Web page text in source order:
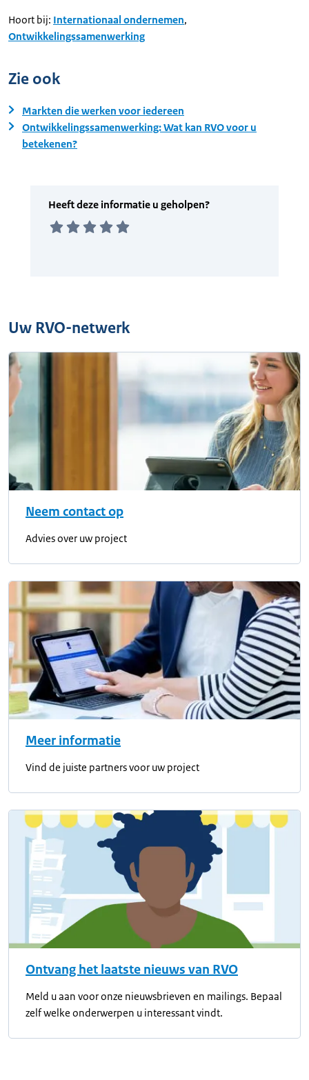
Hoort bij: Internationaal ondernemen,
Ontwikkelingssamenwerking
Zie ook
Markten die werken voor iedereen
Ontwikkelingssamenwerking: Wat kan RVO voor u
betekenen?
Uw RVO-netwerk
Neem contact op
Advies over uw project
Meer informatie
Vind de juiste partners voor uw project
Ontvang het laatste nieuws van RVO
Meld u aan voor onze nieuwsbrieven en mailings. Bepaal
zelf welke onderwerpen u interessant vindt.